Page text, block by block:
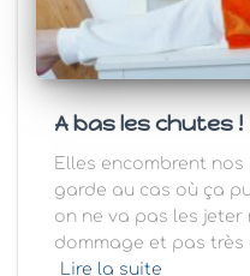
A bas les chutes !
Elles encombrent
garde au cas où ça
on ne va pas les jeter
dommage et pas très
Lire la suite